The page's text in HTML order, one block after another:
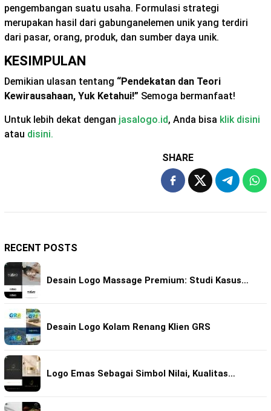
pengembangan suatu usaha. Formulasi strategi
merupakan hasil dari gabunganelemen unik yang terdiri
dari pasar, orang, produk, dan sumber daya unik.
KESIMPULAN
Demikian ulasan tentang “Pendekatan dan Teori
Kewirausahaan, Yuk Ketahui!” Semoga bermanfaat!
Untuk lebih dekat dengan jasalogo.id, Anda bisa klik disini
atau disini.
SHARE
RECENT POSTS
Desain Logo Massage Premium: Studi Kasus…
Desain Logo Kolam Renang Klien GRS
Logo Emas Sebagai Simbol Nilai, Kualitas…